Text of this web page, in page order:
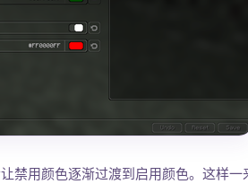
禁用颜色逐渐过渡到启用颜色。这样一